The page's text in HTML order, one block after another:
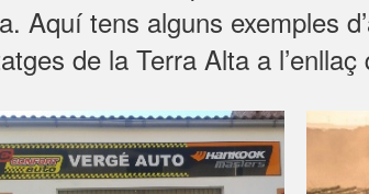
Aquí tens alguns exemples
de la Terra Alta a